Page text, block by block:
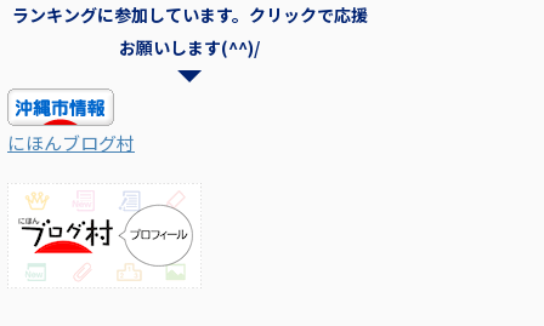
ランキングに参加しています。クリックで応援
お願いします(^^)/
にほんブログ村